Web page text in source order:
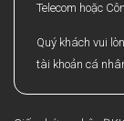
Telecom hoặc
Quý khách vui
tài khoản cá